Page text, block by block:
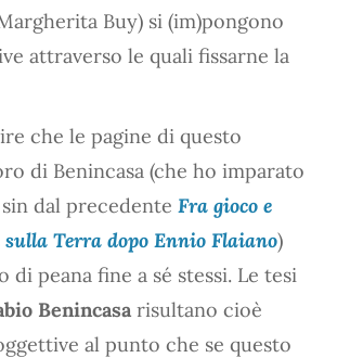
Buy) si (im)pongono
attraverso le quali fissarne la
che le pagine di questo
di Benincasa (che ho imparato
dal precedente Fra gioco e
Terra dopo Ennio Flaiano)
di peana fine a sé stessi. Le tesi
Benincasa risultano cioè
al punto che se questo